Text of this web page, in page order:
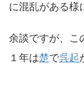
に混乱がある様
余談ですが、こ
１年は楚で呉起